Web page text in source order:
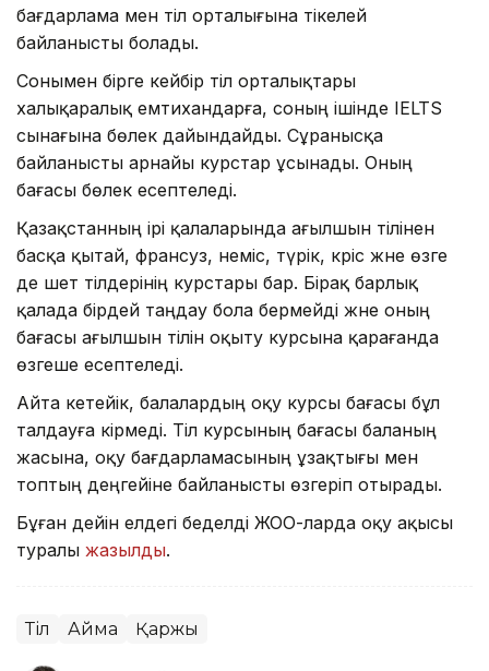
бағдарлама мен тіл орталығына тікелей
байланысты болады.
Сонымен бірге кейбір тіл орталықтары
халықаралық емтихандарға, соның ішінде IELTS
сынағына бөлек дайындайды. Сұранысқа
байланысты арнайы курстар ұсынады. Оның
бағасы бөлек есептеледі.
Қазақстанның ірі қалаларында ағылшын тілінен
басқа қытай, франсуз, неміс, түрік, кәріс және өзге
де шет тілдерінің курстары бар. Бірақ барлық
қалада бірдей таңдау бола бермейді және оның
бағасы ағылшын тілін оқыту курсына қарағанда
өзгеше есептеледі.
Айта кетейік, балалардың оқу курсы бағасы бұл
талдауға кірмеді. Тіл курсының бағасы баланың
жасына, оқу бағдарламасының ұзақтығы мен
топтың деңгейіне байланысты өзгеріп отырады.
Бұған дейін елдегі беделді ЖОО-ларда оқу ақысы
туралы жазылды.
Тіл Аймақ Қаржы